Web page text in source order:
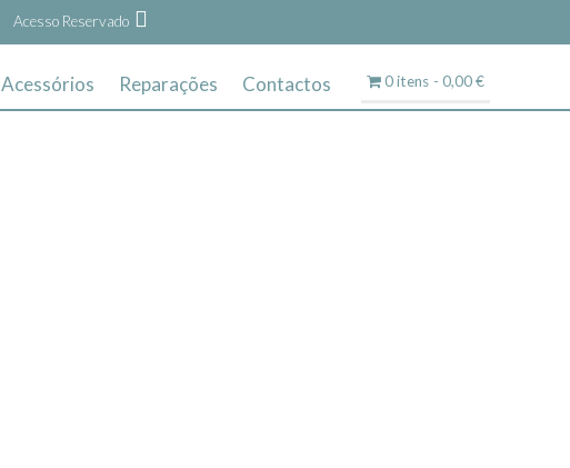
Acesso Reservado
Acessórios Reparações Contactos 0 itens 0,00 €